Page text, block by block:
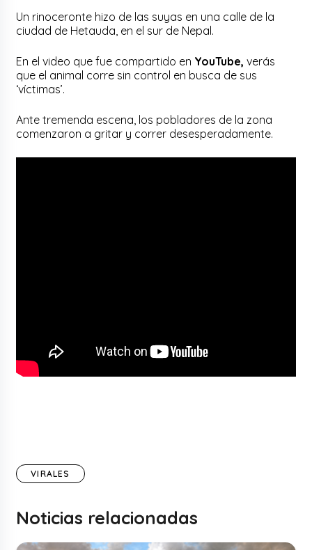
Un rinoceronte hizo de las suyas en una calle de la
ciudad de Hetauda, en el sur de Nepal.
En el video que fue compartido en YouTube, verás
que el animal corre sin control en busca de sus
‘víctimas’.
Ante tremenda escena, los pobladores de la zona
comenzaron a gritar y correr desesperadamente.
VIRALES
Noticias relacionadas